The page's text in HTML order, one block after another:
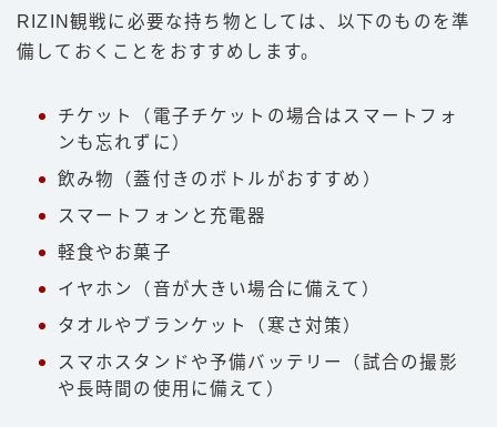
RIZIN観戦に必要な持ち物としては、以下のものを準
備しておくことをおすすめします。
チケット（電子チケットの場合はスマートフォ
ンも忘れずに）
飲み物（蓋付きのボトルがおすすめ）
スマートフォンと充電器
軽食やお菓子
イヤホン（音が大きい場合に備えて）
タオルやブランケット（寒さ対策）
スマホスタンドや予備バッテリー（試合の撮影
や長時間の使用に備えて）